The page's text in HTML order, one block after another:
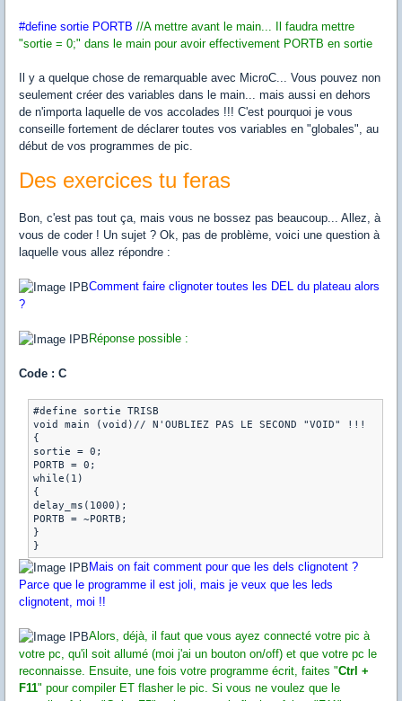
#define sortie PORTB //A mettre avant le main... Il faudra mettre
"sortie = 0;" dans le main pour avoir effectivement PORTB en sortie
Il y a quelque chose de remarquable avec MicroC... Vous pouvez non
seulement créer des variables dans le main... mais aussi en dehors
de n'importa laquelle de vos accolades !!! C'est pourquoi je vous
conseille fortement de déclarer toutes vos variables en "globales", au
début de vos programmes de pic.
Des exercices tu feras
Bon, c'est pas tout ça, mais vous ne bossez pas beaucoup... Allez, à
vous de coder ! Un sujet ? Ok, pas de problème, voici une question à
laquelle vous allez répondre :
Comment faire clignoter toutes les DEL du plateau alors
?
Réponse possible :
Code : C
#define sortie TRISB
void main (void)// N'OUBLIEZ PAS LE SECOND "VOID" !!!
{
sortie = 0;
PORTB = 0;
while(1)
{
delay_ms(1000);
PORTB = ~PORTB;
}
Mais on fait comment pour que les dels clignotent ?
Parce que le programme il est joli, mais je veux que les leds
clignotent, moi !!
Alors, déjà, il faut que vous ayez connecté votre pic à
votre pc, qu'il soit allumé (moi j'ai un bouton on/off) et que votre pc le
reconnaisse. Ensuite, une fois votre programme écrit, faites "Ctrl +
F11" pour compiler ET flasher le pic. Si vous ne voulez que le